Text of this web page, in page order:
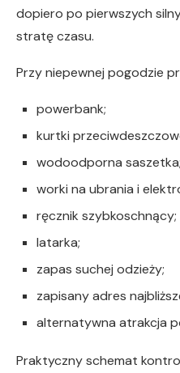
dopiero po pierwszych
stratę czasu.
Przy niepewnej pogodzie
powerbank;
kurtki
wodoodporna saszetka;
worki na ubrania i
ręcznik szybkoschnący;
latarka;
zapas suchej odzieży;
zapisany adres
alternatywna atrakcja
Praktyczny schemat